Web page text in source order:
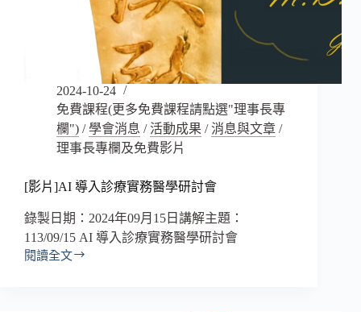
2024-10-24
免費課程(更多免費課程請點選"理事長專
欄") /學會消息 / 活動成果 /消息與文章 /
理事長專欄及免費影片
[影片]AI 導入診療實務醫學研討會
錄製日期：2024年09月15日講解主題：
113/09/15 AI 導入診療實務醫學研討會
閱讀全文